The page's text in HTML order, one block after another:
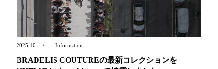
2025.10 Information
BRADELIS COUTUREの最新コレクションを